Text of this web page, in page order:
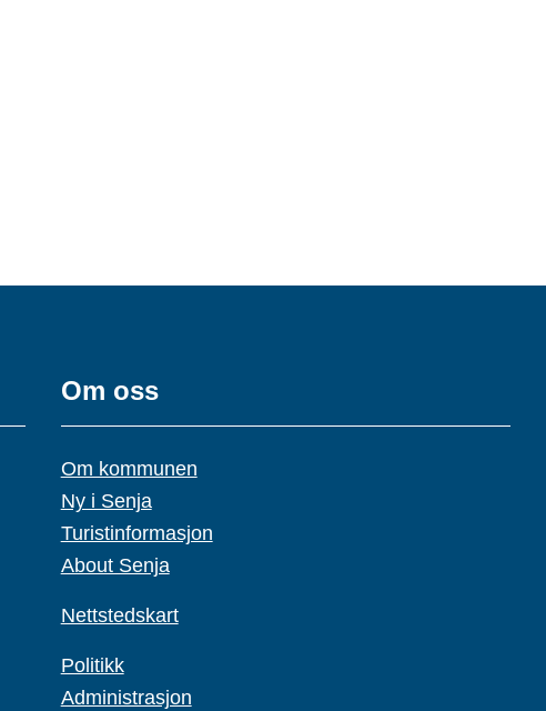
Om oss
Om kommunen
Ny i Senja
Turistinformasjon
About Senja
Nettstedskart
Politikk
Administrasjon